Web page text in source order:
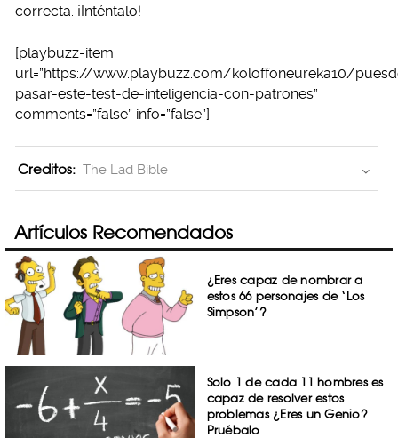
correcta. ¡Inténtalo!
[playbuzz-item
url=”https://www.playbuzz.com/koloffoneureka10/
pasar-este-test-de-inteligencia-con-patrones”
comments=”false” info=”false”]
Creditos: The Lad Bible
Artículos Recomendados
¿Eres capaz de nombrar a
estos 66 personajes de ‘Los
Simpson’?
Solo 1 de cada 11 hombres es
capaz de resolver estos
problemas ¿Eres un Genio?
Pruébalo